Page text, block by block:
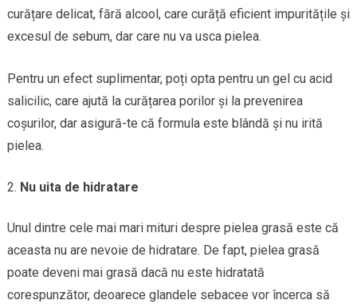
curățare delicat, fără alcool, care curăță eficient impuritățile și
excesul de sebum, dar care nu va usca pielea.
Pentru un efect suplimentar, poți opta pentru un gel cu acid
salicilic, care ajută la curățarea porilor și la prevenirea
coșurilor, dar asigură-te că formula este blândă și nu irită
pielea.
Nu uita de hidratare
Unul dintre cele mai mari mituri despre pielea grasă este că
aceasta nu are nevoie de hidratare. De fapt, pielea grasă
poate deveni mai grasă dacă nu este hidratată
corespunzător, deoarece glandele sebacee vor încerca să